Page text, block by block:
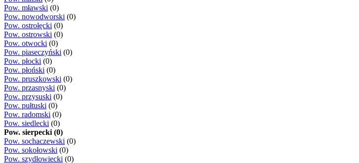
Pow. mławski (0)
Pow. nowodworski (0)
Pow. ostrołęcki (0)
Pow. ostrowski (0)
Pow. otwocki (0)
Pow. piaseczyński (0)
Pow. płocki (0)
Pow. płoński (0)
Pow. pruszkowski (0)
Pow. przasnyski (0)
Pow. przysuski (0)
Pow. pułtuski (0)
Pow. radomski (0)
Pow. siedlecki (0)
Pow. sierpecki (0)
Pow. sochaczewski (0)
Pow. sokołowski (0)
Pow. szydłowiecki (0)